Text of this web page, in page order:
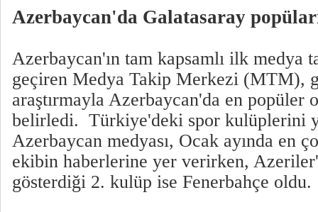
Azerbaycan'da Galatasaray
Azerbaycan'ın tam kapsamlı ilk medya
geçiren Medya Takip Merkezi (MTM),
araştırmayla Azerbaycan'da en popüler
belirledi. Türkiye'deki spor kulüplerini
Azerbaycan medyası, Ocak ayında en
ekibin haberlerine yer verirken,
gösterdiği 2. kulüp ise Fenerbahçe oldu.